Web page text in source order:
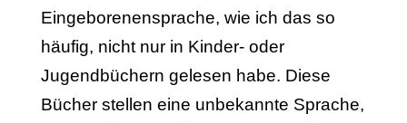
Eingeborenensprache, wie ich das so
häufig, nicht nur in Kinder- oder
Jugendbüchern gelesen habe. Diese
Bücher stellen eine unbekannte Sprache,